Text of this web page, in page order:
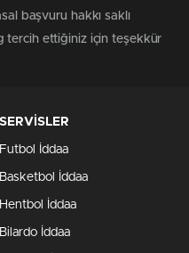
başvuru hakkı saklı
tercih ettiğiniz için teşekkür
SERVİSLER
Futbol İddaa
Basketbol İddaa
Hentbol İddaa
Bilardo İddaa